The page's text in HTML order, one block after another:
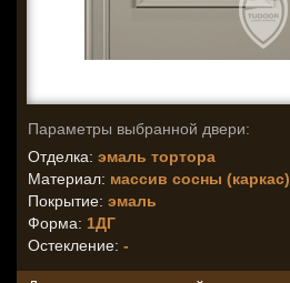
Параметры выбранной двери:
Отделка: эмаль тортора
Материал: массив сосны (каркас)
Покрытие: эмаль
Форма: 1ДГ
Остекление: -